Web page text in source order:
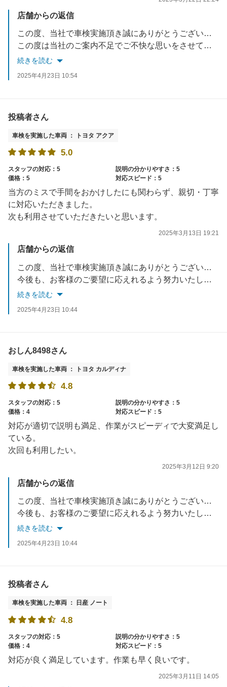
店舗からの返信
この度、当社で車検実施頂き誠にありがとうございました。
この度は当社のご案内不足でご不快な思いをさせてしまい大変申し訳ございませんでした。お客様へのお伝え漏れが無いようスタッフ一同再度徹底し今後も、お客様のご要望に応えれるよう努力いたします。
お車でお困りごとがあれば、いつでもご相談ください。
続きを読む
2025年4月23日 10:54
投稿者さん
車検を実施した車両 ： トヨタ アクア
5.0
スタッフの対応：5
説明の分かりやすさ：5
価格：5
対応スピード：5
当方のミスで手間をおかけしたにも関わらず、親切・丁寧
に対応いただきました。
次も利用させていただきたいと思います。
2025年3月13日 19:21
店舗からの返信
この度、当社で車検実施頂き誠にありがとうございました。
今後も、お客様のご要望に応えれるよう努力いたします。
お車でお困りごとがあれば、いつでもご相談ください。
続きを読む
2025年4月23日 10:44
おしん8498さん
車検を実施した車両 ： トヨタ カルディナ
4.8
スタッフの対応：5
説明の分かりやすさ：5
価格：4
対応スピード：5
対応が適切で説明も満足、作業がスピーディで大変満足し
ている。
次回も利用したい。
2025年3月12日 9:20
店舗からの返信
この度、当社で車検実施頂き誠にありがとうございました。
今後も、お客様のご要望に応えれるよう努力いたします。
お車でお困りごとがあれば、いつでもご相談ください。
続きを読む
2025年4月23日 10:44
投稿者さん
車検を実施した車両 ： 日産 ノート
4.8
スタッフの対応：5
説明の分かりやすさ：5
価格：4
対応スピード：5
対応が良く満足しています。作業も早く良いです。
2025年3月11日 14:05